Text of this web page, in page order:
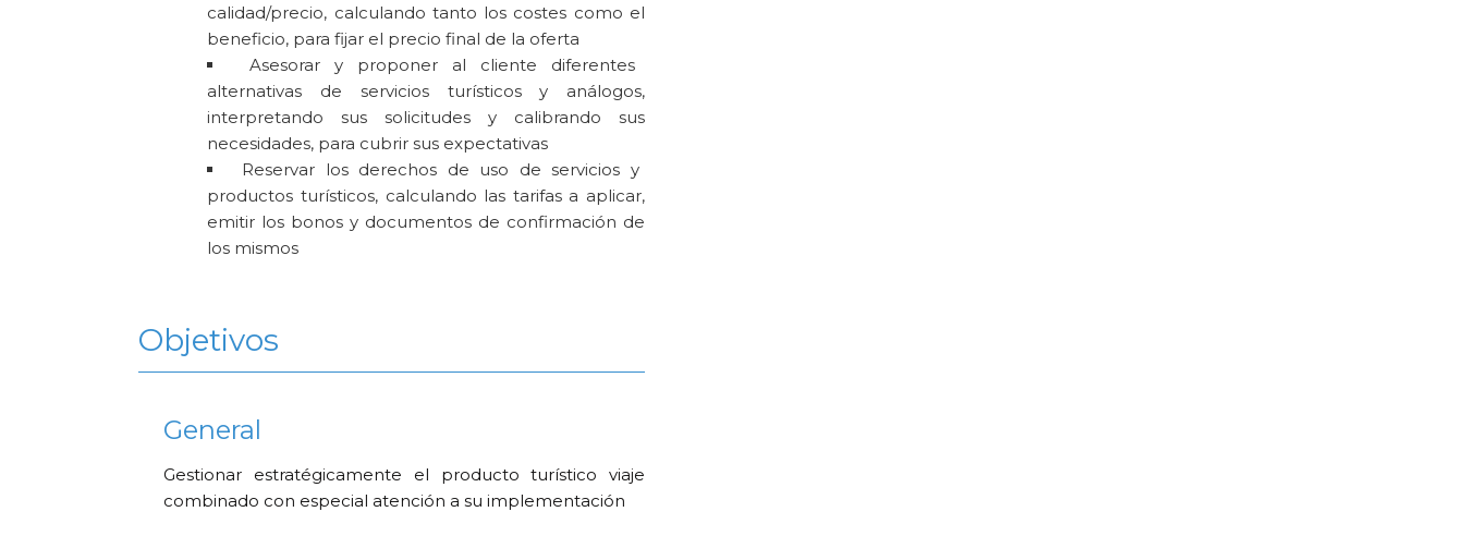
calidad/precio, calculando tanto los costes como el
beneficio, para fijar el precio final de la oferta
Asesorar y proponer al cliente diferentes
alternativas de servicios turísticos y análogos,
interpretando sus solicitudes y calibrando sus
necesidades, para cubrir sus expectativas
Reservar los derechos de uso de servicios y
productos turísticos, calculando las tarifas a aplicar,
emitir los bonos y documentos de confirmación de
los mismos
Objetivos
General
Gestionar estratégicamente el producto turístico viaje
combinado con especial atención a su implementación